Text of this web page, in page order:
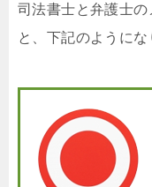
司法書士と弁護士
と、下記のようにな